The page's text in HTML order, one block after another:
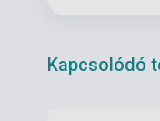
Kapcsolódó